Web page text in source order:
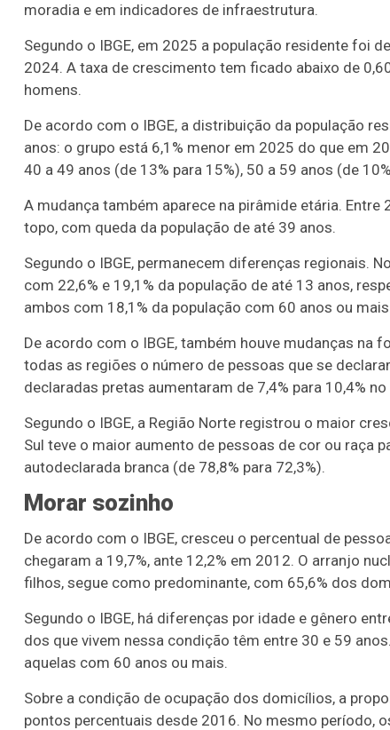
moradia e em indicadores de infraestrutura.
Segundo o IBGE, em 2025 a população residente foi
2024. A taxa de crescimento tem ficado abaixo de
homens.
De acordo com o IBGE, a distribuição da população
anos: o grupo está 6,1% menor em 2025 do que em
40 a 49 anos (de 13% para 15%), 50 a 59 anos (de
A mudança também aparece na pirâmide etária.
topo, com queda da população de até 39 anos.
Segundo o IBGE, permanecem diferenças regionais.
com 22,6% e 19,1% da população de até 13 anos,
ambos com 18,1% da população com 60 anos ou mais.
De acordo com o IBGE, também houve mudanças na
todas as regiões o número de pessoas que se
declaradas pretas aumentaram de 7,4% para 10,4%
Segundo o IBGE, a Região Norte registrou o maior
Sul teve o maior aumento de pessoas de cor ou raça
autodeclarada branca (de 78,8% para 72,3%).
Morar sozinho
De acordo com o IBGE, cresceu o percentual de
chegaram a 19,7%, ante 12,2% em 2012. O arranjo
filhos, segue como predominante, com 65,6% dos
Segundo o IBGE, há diferenças por idade e gênero
dos que vivem nessa condição têm entre 30 e 59
aquelas com 60 anos ou mais.
Sobre a condição de ocupação dos domicílios, a
pontos percentuais desde 2016. No mesmo período,